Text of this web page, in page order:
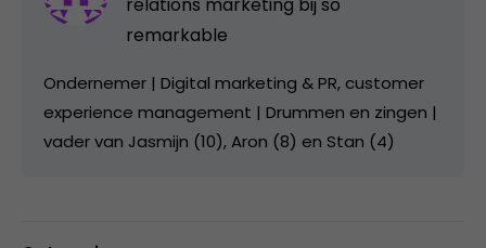
relations marketing bij so
remarkable
Ondernemer | Digital marketing & PR, customer
experience management | Drummen en zingen |
vader van Jasmijn (10), Aron (8) en Stan (4)